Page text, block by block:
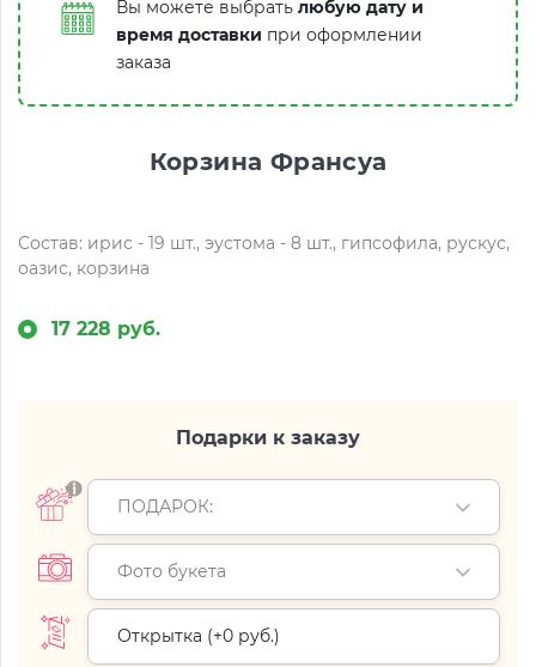
Вы можете выбрать любую дату и
время доставки при оформлении
заказа
Корзина Франсуа
Состав: ирис - 19 шт., эустома - 8 шт., гипсофила, рускус,
оазис, корзина
17 228 руб.
Подарки к заказу
ПОДАРОК:
Фото букета
Открытка (+0 руб.)